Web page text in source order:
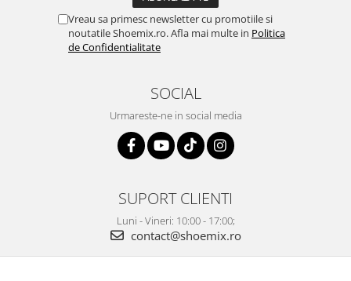
Vreau sa primesc newsletter cu promotiile si
noutatile Shoemix.ro. Afla mai multe in Politica
de Confidentialitate
SOCIAL
Urmareste-ne in social media
SUPORT CLIENTI
Luni - Vineri: 10:00 - 17:00;
contact@shoemix.ro